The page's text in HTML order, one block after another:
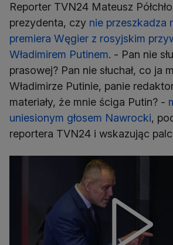
Reporter TVN24 Mateusz
prezydenta, czy nie przeszkadza
premiera Węgier z rosyjskim
Władimirem Putinem. - Pan nie
prasowej? Pan nie słuchał, co ja
Władimirze Putinie, panie
materiały, że mnie ściga Putin? -
uniesionym głosem Nawrocki,
reportera TVN24 i wskazując